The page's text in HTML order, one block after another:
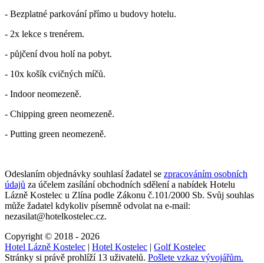
- Bezplatné parkování přímo u budovy hotelu.
- 2x lekce s trenérem.
- půjčení dvou holí na pobyt.
- 10x košík cvičných míčů.
- Indoor neomezeně.
- Chipping green neomezeně.
- Putting green neomezeně.
Odeslaním objednávky souhlasí žadatel se zpracováním osobních
údajů za účelem zasílání obchodních sdělení a nabídek Hotelu
Lázně Kostelec u Zlína podle Zákonu č.101/2000 Sb. Svůj souhlas
může žadatel kdykoliv písemně odvolat na e-mail:
nezasilat@hotelkostelec.cz.
Copyright © 2018 - 2026
Hotel Lázně Kostelec | Hotel Kostelec | Golf Kostelec
Stránky si právě prohlíží 13 uživatelů. Pošlete vzkaz vývojářům.